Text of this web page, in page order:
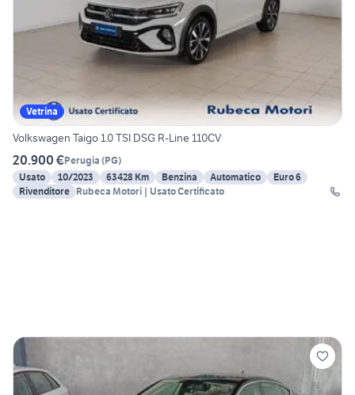
Vetrina
Volkswagen Taigo 1.0 TSI DSG R-Line 110CV
20.900 €Perugia (PG)
Usato
10/2023 63428 Km Benzina Automatico
Euro 6
Rivenditore Rubeca Motori | Usato Certificato